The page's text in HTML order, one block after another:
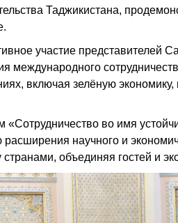
Таджикистана,
участие представителей
международного
включая зелёную
во имя
научного и
объединяя гостей и